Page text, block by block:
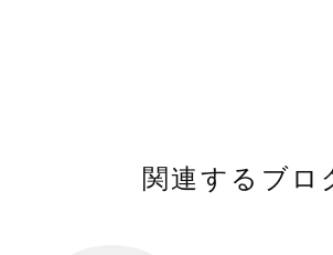
関連するブロ